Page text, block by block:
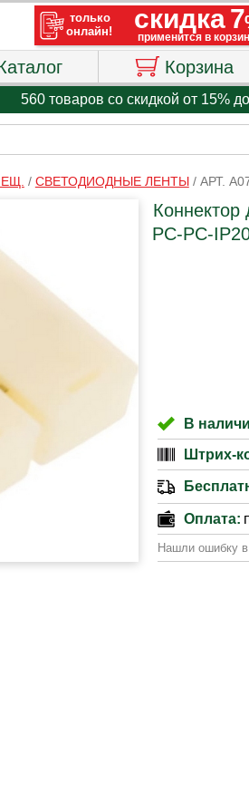
Корзина
560 товаров со скидкой от 15%
/ СВЕТОДИОДНЫЕ ЛЕНТЫ/ АРТ.
PC-PC-
В
Штрих-
Оплата:
Нашли ошибку в